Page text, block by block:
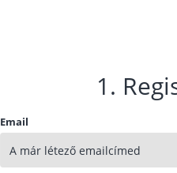
1.
Email